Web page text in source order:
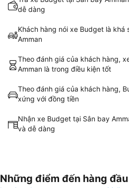
dễ dàng
Khách hàng nói xe Budget là khá
Amman
Theo đánh giá của khách hàng,
Amman là trong điều kiện tốt
Theo đánh giá của khách hàng,
xứng với đồng tiền
Nhận xe Budget tại Sân bay
và dễ dàng
Những điểm đến hàng